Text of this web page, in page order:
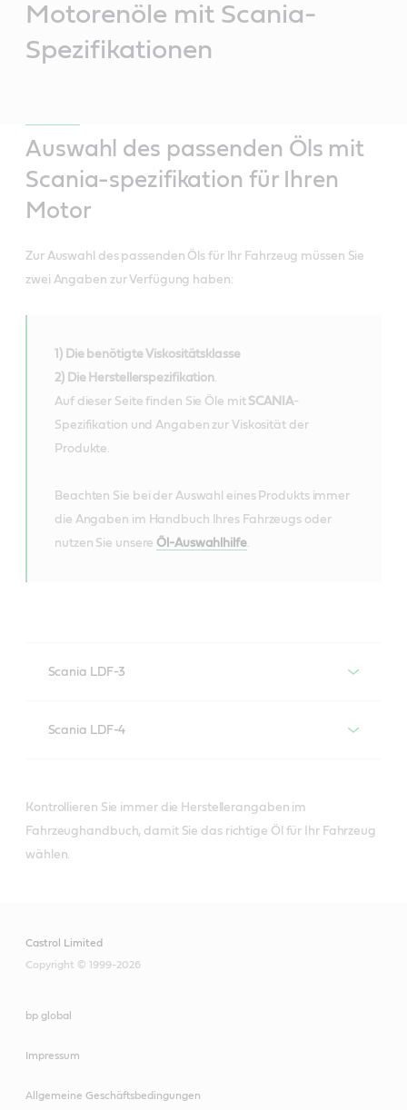
Motorenöle mit Scania-
Spezifikationen
Auswahl des passenden Öls mit
Scania-spezifikation für Ihren
Motor
Zur Auswahl des passenden Öls für Ihr Fahrzeug müssen Sie
zwei Angaben zur Verfügung haben:
1) Die benötigte Viskositätsklasse
2) Die Herstellerspezifikation.
Auf dieser Seite finden Sie Öle mit SCANIA-
Spezifikation und Angaben zur Viskosität der
Produkte.
Beachten Sie bei der Auswahl eines Produkts immer
die Angaben im Handbuch Ihres Fahrzeugs oder
nutzen Sie unsere Öl-Auswahlhilfe.
Scania LDF-3
Scania LDF-4
Scania LDF-4
Kontrollieren Sie immer die Herstellerangaben im
Fahrzeughandbuch, damit Sie das richtige Öl für Ihr Fahrzeug
wählen.
Castrol Limited
Copyright © 1999-2026
bp global
Impressum
Allgemeine Geschäftsbedingungen